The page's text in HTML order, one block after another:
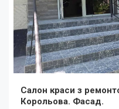
Салон краси з
Корольова. Фасад.